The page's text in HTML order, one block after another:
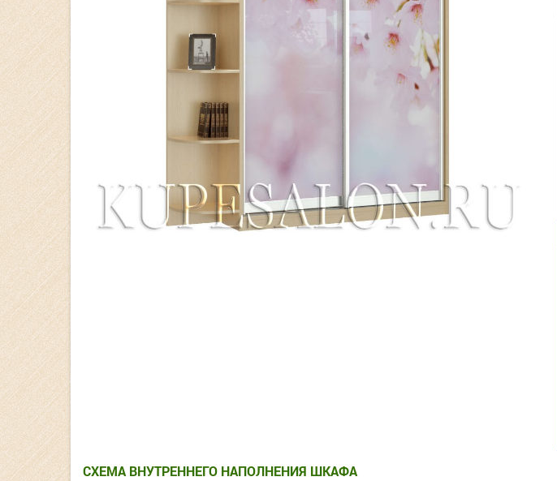
СХЕМА ВНУТРЕННЕГО НАПОЛНЕНИЯ ШКАФА